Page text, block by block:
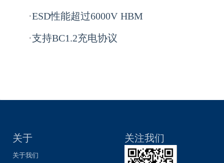
·ESD性能超过6000V HBM
·支持BC1.2充电协议
关于
关于我们
关注我们